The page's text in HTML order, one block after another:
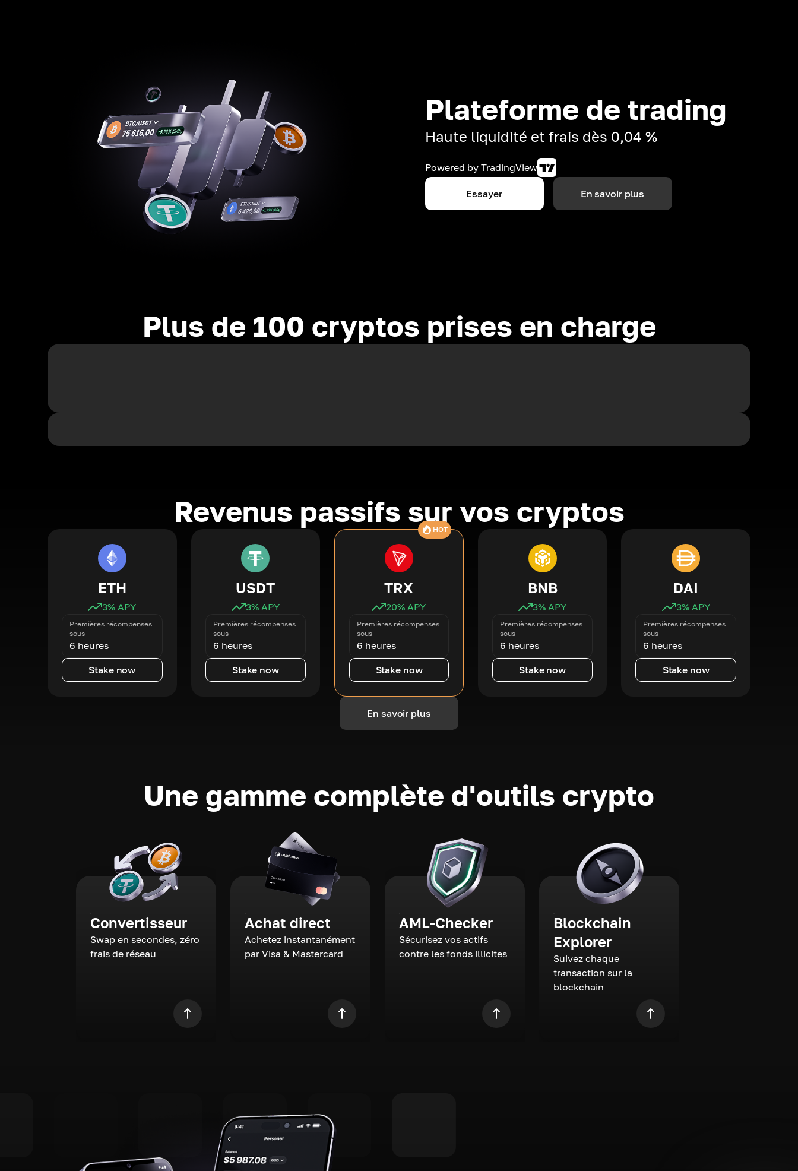
Plateforme de trading
Haute liquidité et frais dès 0,04 %
Powered by TradingView
Essayer En savoir plus
Plus de 100 cryptos prises en charge
Revenus passifs sur vos cryptos
ETH
3% APY
Premières récompenses
sous
6 heures
Stake now
USDT
3% APY
Premières récompenses
sous
6 heures
Stake now
HOT
TRX
20% APY
Premières récompenses
sous
6 heures
Stake now
BNB
3% APY
Premières récompenses
sous
6 heures
Stake now
DAI
3% APY
Premières récompenses
sous
6 heures
Stake now
En savoir plus
Une gamme complète d'outils crypto
Convertisseur
Swap en secondes, zéro
frais de réseau
Achat direct
Achetez instantanément
par Visa & Mastercard
AML-Checker
Sécurisez vos actifs
contre les fonds illicites
Blockchain
Explorer
Suivez chaque
transaction sur la
blockchain